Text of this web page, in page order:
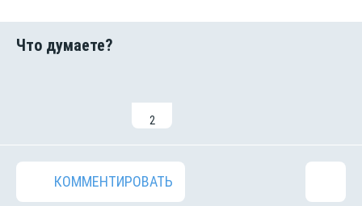
2
КОММЕНТИРОВАТЬ